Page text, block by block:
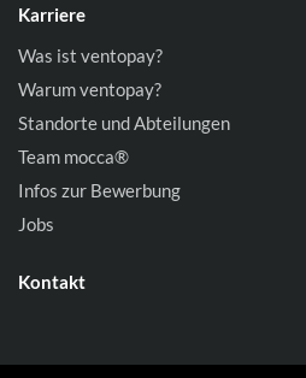
Karriere
Was ist ventopay?
Warum ventopay?
Standorte und Abteilungen
Team mocca®
Infos zur Bewerbung
Jobs
Kontakt